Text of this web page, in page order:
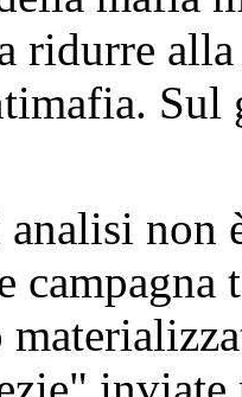
ridurre
Sul
non
campagna